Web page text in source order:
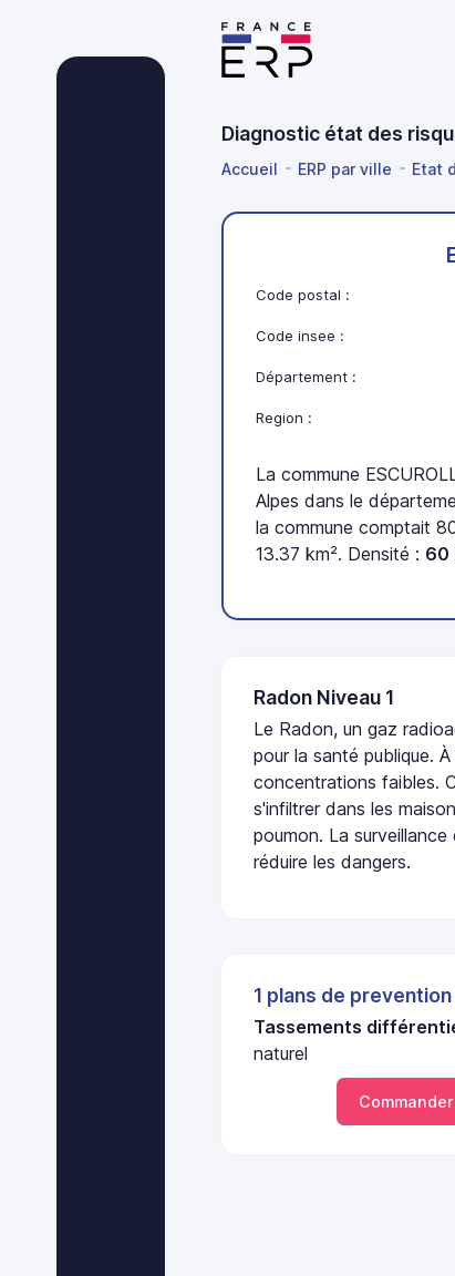
Diagnostic état des
Accueil ERP par ville Etat
Code postal :
Code insee :
Département :
Region :
La commune
Alpes dans le
la commune comptait
13.37 km². Densité : 60
Radon Niveau 1
Le Radon, un gaz
pour la santé publique. À
concentrations faibles.
s'infiltrer dans les
poumon. La
réduire les dangers.
1 plans de
Tassements
naturel
Commander